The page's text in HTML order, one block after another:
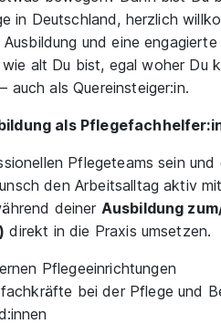
in Deutschland, herzlich
und eine
alt Du bist, egal woher Du
auch als Quereinsteiger:in.
als
Pflegeteams sein
den Arbeitsalltag aktiv
deiner Ausbildung
direkt in die Praxis umsetzen.
Pflegeeinrichtungen
bei der Pflege und